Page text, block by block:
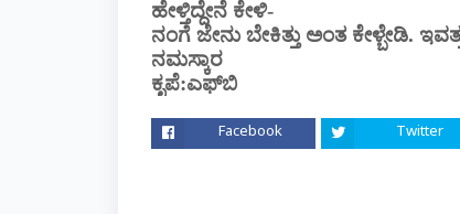
ಹೇಳ್ತಿದ್ದೇನೆ‌ ಕೇಳಿ-
ನಂಗೆ‌ ಜೇನು‌ ಬೇಕಿತ್ತು‌ ಅಂತ‌ ಕೇಳ್ಬೇಡಿ.‌‌
ನಮಸ್ಕಾರ
ಕೃಪೆ:ಎಫ್‌ಬಿ
Facebook Twitter